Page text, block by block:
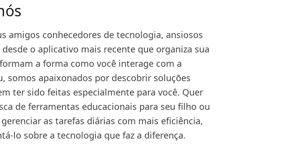
amigos conhecedores de tecnologia, ansiosos
o aplicativo mais recente que organiza sua
a forma como você interage com a
somos apaixonados por descobrir soluções
ter sido feitas especialmente para você. Quer
de ferramentas educacionais para seu filho ou
as tarefas diárias com mais eficiência,
lo sobre a tecnologia que faz a diferença.